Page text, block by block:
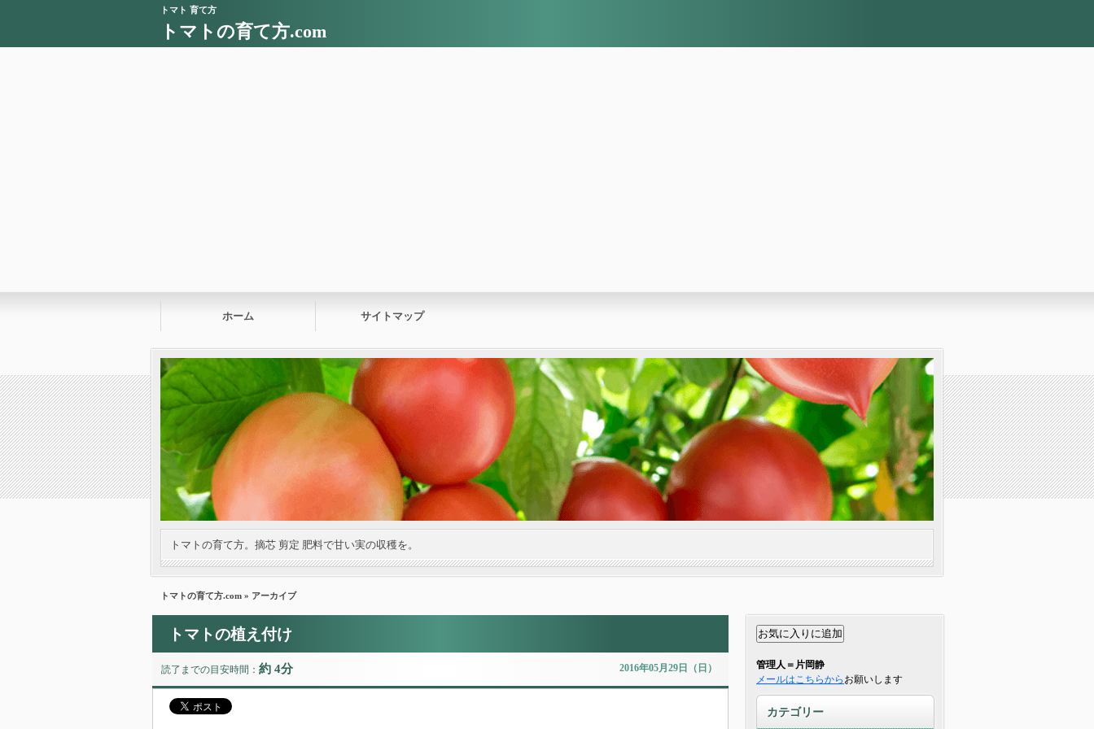
トマト 育て方
トマトの育て方.com
ホーム サイトマップ
トマトの育て方。摘芯 剪定 肥料で甘い実の収穫を。
トマトの育て方.com » アーカイブ
トマトの植え付け
読了までの目安時間： 約 4分 2016年05月29日（日）
管理人＝片岡静
メールはこちらから お願いします
カテゴリー